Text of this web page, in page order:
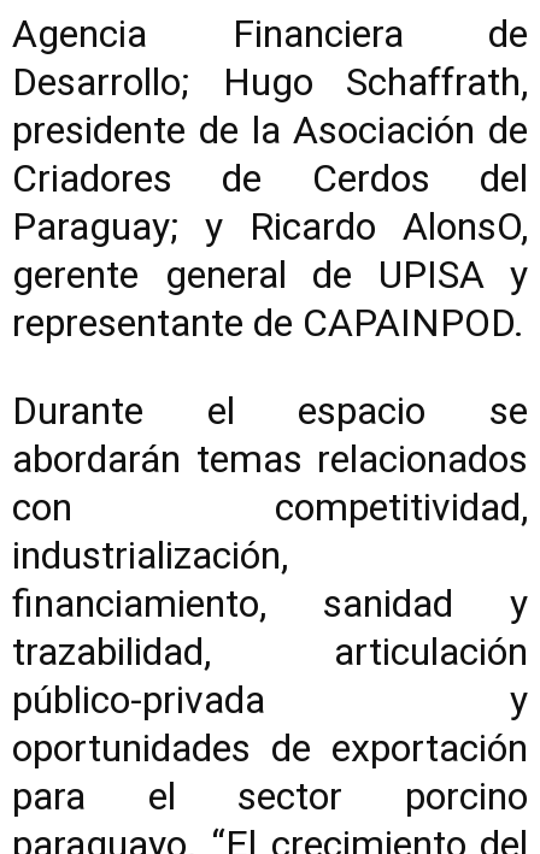
Agencia Financiera de
Desarrollo; Hugo Schaffrath,
presidente de la Asociación de
Criadores de Cerdos del
Paraguay; y Ricardo AlonsO,
gerente general de UPISA y
representante de CAPAINPOD.
Durante el espacio se
abordarán temas relacionados
con competitividad,
industrialización,
financiamiento, sanidad y
trazabilidad, articulación
público-privada y
oportunidades de exportación
para el sector porcino
paraguayo. “El crecimiento del